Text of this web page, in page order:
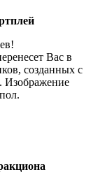
Вас в
созданных с